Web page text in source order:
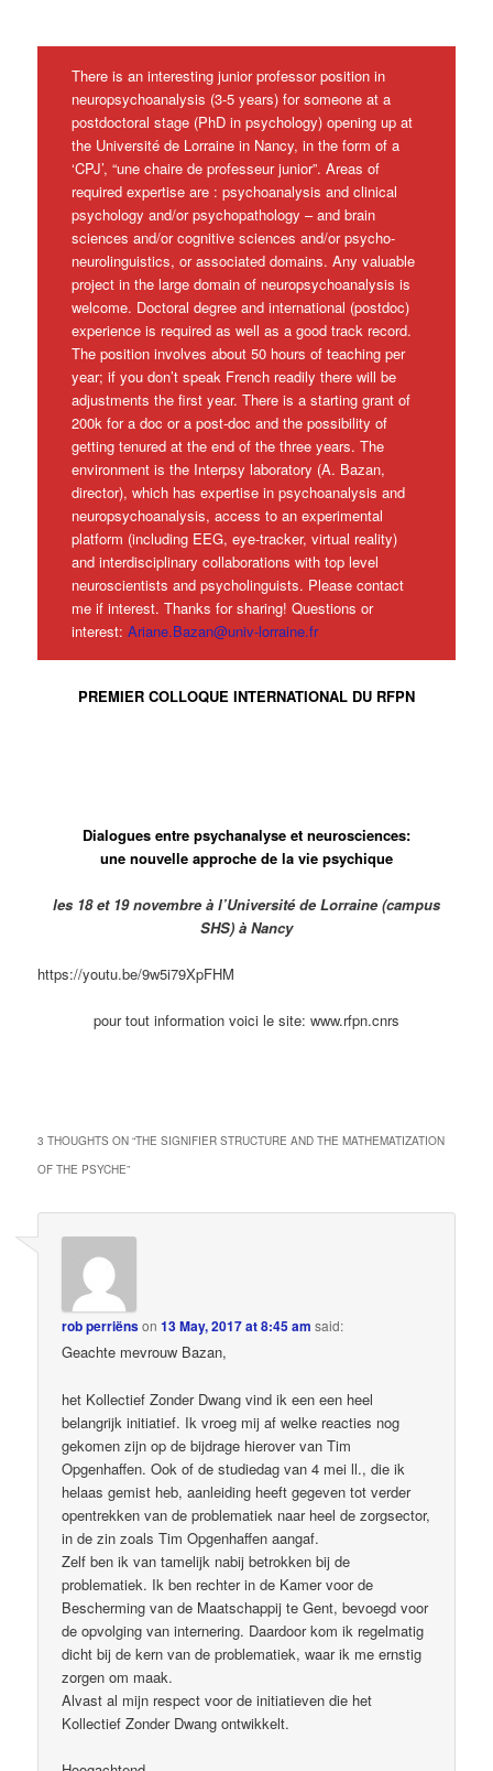
There is an interesting junior professor position in
neuropsychoanalysis (3-5 years) for someone at a
postdoctoral stage (PhD in psychology) opening up at
the Université de Lorraine in Nancy, in the form of a
‘CPJ’, “une chaire de professeur junior”. Areas of
required expertise are : psychoanalysis and clinical
psychology and/or psychopathology – and brain
sciences and/or cognitive sciences and/or psycho-
neurolinguistics, or associated domains. Any valuable
project in the large domain of neuropsychoanalysis is
welcome. Doctoral degree and international (postdoc)
experience is required as well as a good track record.
The position involves about 50 hours of teaching per
year; if you don’t speak French readily there will be
adjustments the first year. There is a starting grant of
200k for a doc or a post-doc and the possibility of
getting tenured at the end of the three years. The
environment is the Interpsy laboratory (A. Bazan,
director), which has expertise in psychoanalysis and
neuropsychoanalysis, access to an experimental
platform (including EEG, eye-tracker, virtual reality)
and interdisciplinary collaborations with top level
neuroscientists and psycholinguists. Please contact
me if interest. Thanks for sharing! Questions or
interest: Ariane.Bazan@univ-lorraine.fr
PREMIER COLLOQUE INTERNATIONAL DU RFPN
Dialogues entre psychanalyse et neurosciences:
une nouvelle approche de la vie psychique
les 18 et 19 novembre à l’Université de Lorraine (campus
SHS) à Nancy
https://youtu.be/9w5i79XpFHM
pour tout information voici le site: www.rfpn.cnrs
3 THOUGHTS ON “THE SIGNIFIER STRUCTURE AND THE MATHEMATIZATION
OF THE PSYCHE”
rob perriënson13 May, 2017 at 8:45 am said:
Geachte mevrouw Bazan,
het Kollectief Zonder Dwang vind ik een een heel
belangrijk initiatief. Ik vroeg mij af welke reacties nog
gekomen zijn op de bijdrage hierover van Tim
Opgenhaffen. Ook of de studiedag van 4 mei ll., die ik
helaas gemist heb, aanleiding heeft gegeven tot verder
opentrekken van de problematiek naar heel de zorgsector,
in de zin zoals Tim Opgenhaffen aangaf.
Zelf ben ik van tamelijk nabij betrokken bij de
problematiek. Ik ben rechter in de Kamer voor de
Bescherming van de Maatschappij te Gent, bevoegd voor
de opvolging van internering. Daardoor kom ik regelmatig
dicht bij de kern van de problematiek, waar ik me ernstig
zorgen om maak.
Alvast al mijn respect voor de initiatieven die het
Kollectief Zonder Dwang ontwikkelt.